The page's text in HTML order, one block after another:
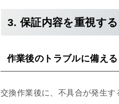
3. 保証内容を重視する
作業後のトラブルに備える
交換作業後に、不具合が発生